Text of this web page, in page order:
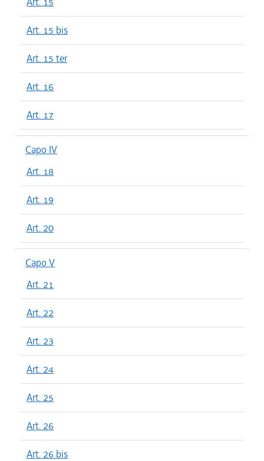
Art. 15 bis
Art. 15 ter
Art. 16
Art. 17
Capo IV
Art. 18
Art. 19
Art. 20
Capo V
Art. 21
Art. 22
Art. 23
Art. 24
Art. 25
Art. 26
Art. 26 bis